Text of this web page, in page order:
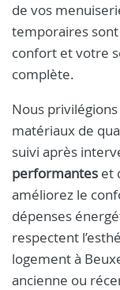
de vos
temporaires
confort et votre
complète.
Nous
matériaux de
suivi après
performantes et
améliorez le
dépenses
respectent
logement à
ancienne ou